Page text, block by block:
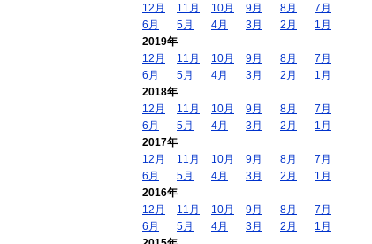
12月
11月 10月 9月 8月
7月
6月
5月 4月 3月 2月
1月
2019年
12月
11月 10月 9月 8月
7月
6月
5月 4月 3月 2月
1月
2018年
12月
11月 10月 9月 8月
7月
6月
5月 4月 3月 2月
1月
2017年
12月
11月 10月 9月 8月
7月
6月
5月 4月 3月 2月
1月
2016年
12月
11月 10月 9月 8月
7月
6月
5月 4月 3月 2月
1月